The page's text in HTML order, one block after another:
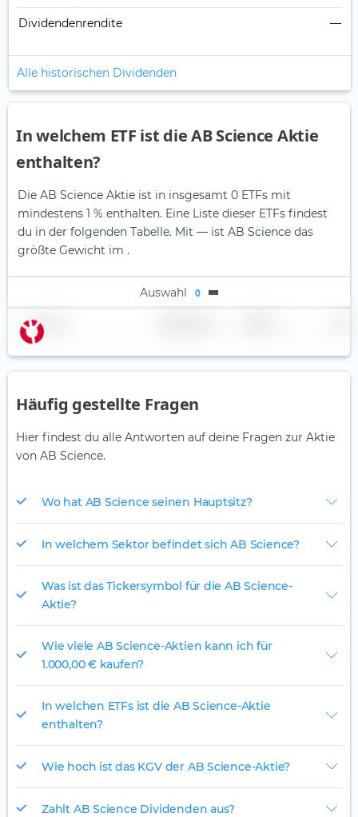
Dividendenrendite —
Alle historischen Dividenden
In welchem ETF ist die AB Science Aktie
enthalten?
Die AB Science Aktie ist in insgesamt 0 ETFs mit
mindestens 1 % enthalten. Eine Liste dieser ETFs findest
du in der folgenden Tabelle. Mit — ist AB Science das
größte Gewicht im .
Auswahl 0
Name
Häufig gestellte Fragen
Hier findest du alle Antworten auf deine Fragen zur Aktie
von AB Science.
Wo hat AB Science seinen Hauptsitz?
In welchem Sektor befindet sich AB Science?
Was ist das Tickersymbol für die AB Science-
Aktie?
Wie viele AB Science-Aktien kann ich für
1.000,00 € kaufen?
In welchen ETFs ist die AB Science-Aktie
enthalten?
Wie hoch ist das KGV der AB Science-Aktie?
Zahlt AB Science Dividenden aus?